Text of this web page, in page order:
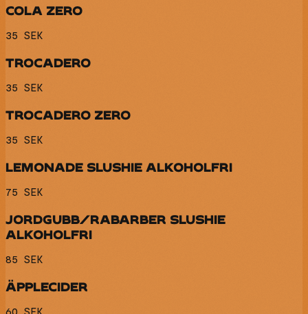
COLA ZERO
35 SEK
TROCADERO
35 SEK
TROCADERO ZERO
35 SEK
LEMONADE SLUSHIE ALKOHOLFRI
75 SEK
JORDGUBB/RABARBER SLUSHIE
ALKOHOLFRI
85 SEK
ÄPPLECIDER